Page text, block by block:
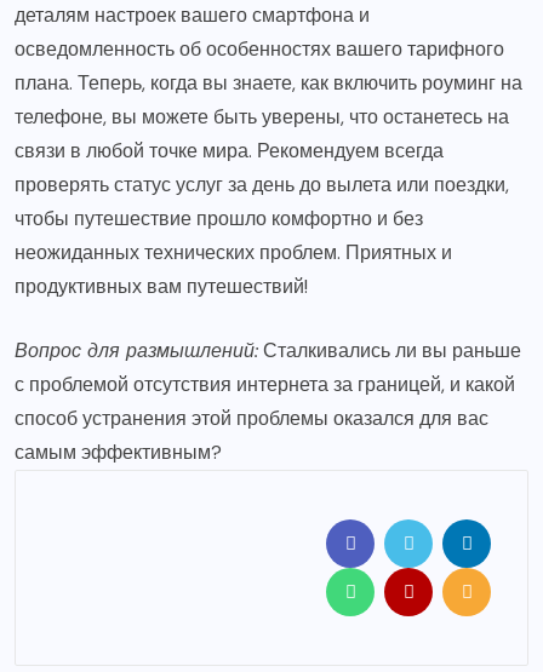
деталям настроек вашего смартфона и
осведомленность об особенностях вашего тарифного
плана. Теперь, когда вы знаете, как включить роуминг на
телефоне, вы можете быть уверены, что останетесь на
связи в любой точке мира. Рекомендуем всегда
проверять статус услуг за день до вылета или поездки,
чтобы путешествие прошло комфортно и без
неожиданных технических проблем. Приятных и
продуктивных вам путешествий!
Вопрос для размышлений:Сталкивались ли вы раньше
с проблемой отсутствия интернета за границей, и какой
способ устранения этой проблемы оказался для вас
самым эффективным?